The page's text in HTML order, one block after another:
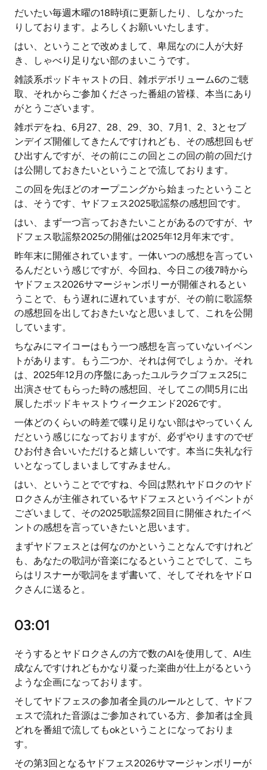
だいたい毎週木曜の18時頃に更新したり、しなかった
りしております。よろしくお願いいたします。
はい、ということで改めまして、卑屈なのに人が大好
き、しゃべり足りない部のまいこうです。
雑談系ポッドキャストの日、雑ポデボリューム6のご聴
取、それからご参加くださった番組の皆様、本当にあり
がとうございます。
雑ポデをね、6月27、28、29、30、7月1、2、3とセブ
ンデイズ開催してきたんですけれども、その感想回もぜ
ひ出すんですが、その前にこの回とこの回の前の回だけ
は公開しておきたいということで流しております。
この回を先ほどのオープニングから始まったということ
は、そうです、ヤドフェス2025歌謡祭の感想回です。
はい、まず一つ言っておきたいことがあるのですが、ヤ
ドフェス歌謡祭2025の開催は2025年12月年末です。
昨年末に開催されています。一体いつの感想を言ってい
るんだという感じですが、今回ね、今日この後7時から
ヤドフェス2026サマージャンボリーが開催されるとい
うことで、もう遅れに遅れていますが、その前に歌謡祭
の感想回を出しておきたいなと思いまして、これを公開
しています。
ちなみにマイコーはもう一つ感想を言っていないイベン
トがあります。もう二つか、それは何でしょうか。それ
は、2025年12月の序盤にあったユルラクゴフェス25に
出演させてもらった時の感想回、そしてこの間5月に出
展したポッドキャストウィークエンド2026です。
一体どのくらいの時差で喋り足りない部はやっていくん
だという感じになっておりますが、必ずやりますのでぜ
ひお付き合いいただけると嬉しいです。本当に失礼な行
いとなってしまいましてすみません。
はい、ということでですね、今回は黙れヤドロクのヤド
ロクさんが主催されているヤドフェスというイベントが
ございまして、その2025歌謡祭2回目に開催されたイベ
ントの感想を言っていきたいと思います。
まずヤドフェスとは何なのかということなんですけれど
も、あなたの歌詞が音楽になるということでして、こち
らはリスナーが歌詞をまず書いて、そしてそれをヤドロ
クさんに送ると。
03:01
そうするとヤドロクさんの方で数のAIを使用して、AI生
成なんですけれどもかなり凝った楽曲が仕上がるという
ような企画になっております。
そしてヤドフェスの参加者全員のルールとして、ヤドフ
ェスで流れた音源はご参加されている方、参加者は全員
どれを番組で流してもokということになっておりま
す。
その第3回となるヤドフェス2026サマージャンボリーが